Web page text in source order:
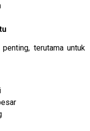
terutama untuk